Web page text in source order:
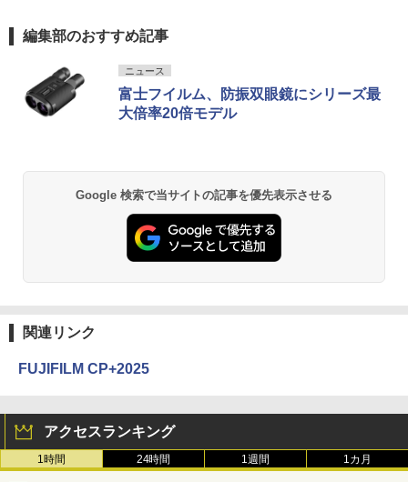
編集部のおすすめ記事
ニュース
富士フイルム、防振双眼鏡にシリーズ最
大倍率20倍モデル
Google 検索で当サイトの記事を優先表示させる
関連リンク
FUJIFILM CP+2025
アクセスランキング
1時間 24時間 1週間 1カ月